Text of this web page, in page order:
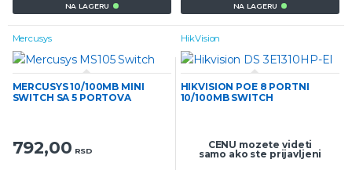
NA LAGERU NA LAGERU
Mercusys
MERCUSYS 10/100MB MINI
SWITCH SA 5 PORTOVA
792,00 RSD
HikVision
HIKVISION POE 8 PORTNI
10/100MB SWITCH
CENU mozete videti
samo ako ste prijavljeni